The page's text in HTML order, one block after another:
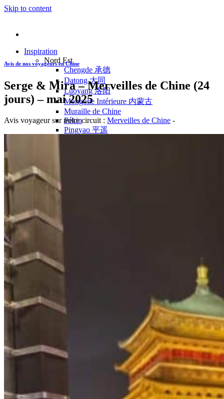
Skip to content
Inspiration
Nord Est
Chengde 承德
Datong 大同
Luoyang 洛阳
Mongolie Intérieure 内蒙古
Muraille de Chine
Pékin
Pingyao 平遥
Nord Ouest
Qinghai 青海
Hong Kong 香港
Ile d’Hainan 海南
Taïwan 台湾
Avis de nos voyageurs en Chine
Serge & Mira – Merveilles de Chine (24
jours) – mai 2025
Avis voyageur sur notre circuit : Merveilles de Chine -